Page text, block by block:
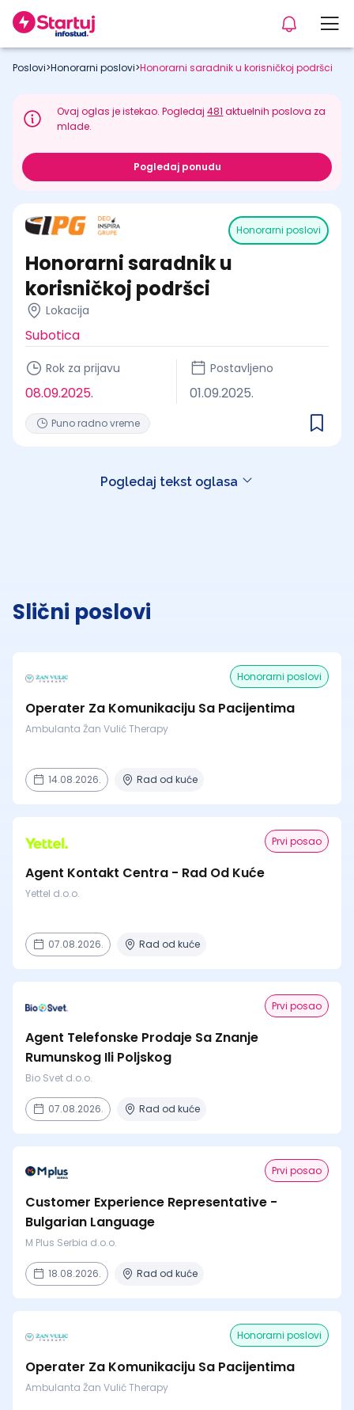
Poslovi>Honorarni poslovi>Honorarni saradnik u korisničkoj podršci
Ovaj oglas je istekao. Pogledaj481 aktuelnih poslova za
mlade.
Pogledaj ponudu
Honorarni poslovi
Honorarni saradnik u
korisničkoj podršci
Lokacija
Subotica
Rok za prijavu
08.09.2025.
Postavljeno
01.09.2025.
Puno radno vreme
Pogledaj tekst oglasa
Slični poslovi
Honorarni poslovi
Operater Za Komunikaciju Sa Pacijentima
Ambulanta Žan Vulić Therapy
14.08.2026. Rad od kuće
Prvi posao
Agent Kontakt Centra - Rad Od Kuće
Yettel d.o.o.
07.08.2026. Rad od kuće
Prvi posao
Agent Telefonske Prodaje Sa Znanje
Rumunskog Ili Poljskog
Bio Svet d.o.o.
07.08.2026. Rad od kuće
Prvi posao
Customer Experience Representative -
Bulgarian Language
M Plus Serbia d.o.o.
18.08.2026. Rad od kuće
Honorarni poslovi
Operater Za Komunikaciju Sa Pacijentima
Ambulanta Žan Vulić Therapy